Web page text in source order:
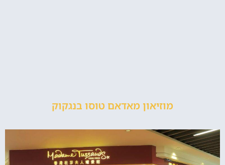
מוזיאון מאדאם טוסו בנגקוק